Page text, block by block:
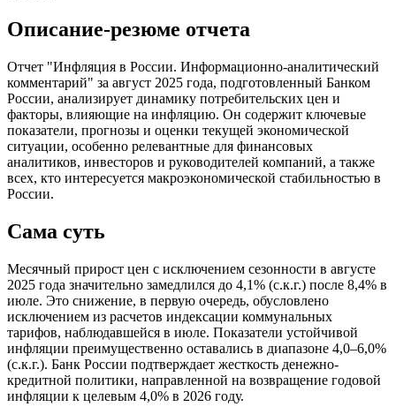
Описание-резюме отчета
Отчет "Инфляция в России. Информационно-аналитический
комментарий" за август 2025 года, подготовленный Банком
России, анализирует динамику потребительских цен и
факторы, влияющие на инфляцию. Он содержит ключевые
показатели, прогнозы и оценки текущей экономической
ситуации, особенно релевантные для финансовых
аналитиков, инвесторов и руководителей компаний, а также
всех, кто интересуется макроэкономической стабильностью в
России.
Сама суть
Месячный прирост цен с исключением сезонности в августе
2025 года значительно замедлился до 4,1% (с.к.г.) после 8,4% в
июле. Это снижение, в первую очередь, обусловлено
исключением из расчетов индексации коммунальных
тарифов, наблюдавшейся в июле. Показатели устойчивой
инфляции преимущественно оставались в диапазоне 4,0–6,0%
(с.к.г.). Банк России подтверждает жесткость денежно-
кредитной политики, направленной на возвращение годовой
инфляции к целевым 4,0% в 2026 году.